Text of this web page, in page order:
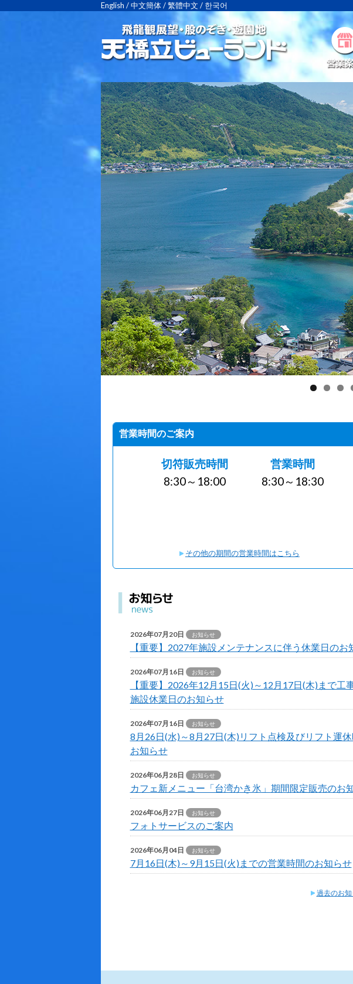
English /中文簡体/繁體中文 / 한국어
営業時間のご案内
切符販売時間
8:30～18:00
営業時間
8:30～18:30
その他の期間の営業時間はこちら
2026年07月20日 お知らせ
【重要】2027年施設メンテナンスに伴う休業日のお
2026年07月16日 お知らせ
【重要】2026年12月15日(火)～12月17日(木)まで工
施設休業日のお知らせ
2026年07月16日 お知らせ
8月26日(水)～8月27日(木)リフト点検及びリフト運
お知らせ
2026年06月28日 お知らせ
カフェ新メニュー「台湾かき氷」期間限定販売のお
2026年06月27日 お知らせ
フォトサービスのご案内
2026年06月04日 お知らせ
7月16日(木)～9月15日(火)までの営業時間のお知らせ
過去のお